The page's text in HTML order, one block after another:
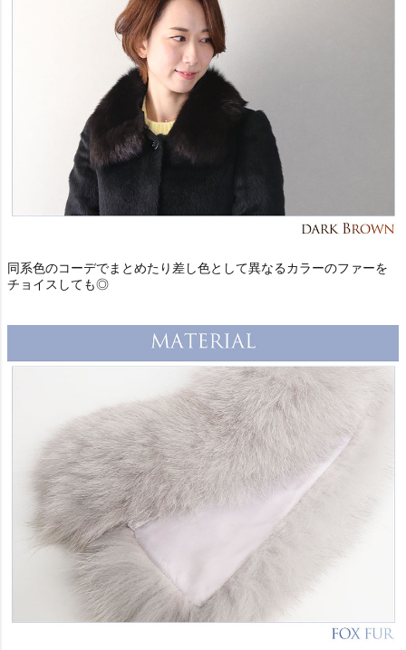
同系色のコーデでまとめたり差し色として異なるカラーのファーを
チョイスしても◎